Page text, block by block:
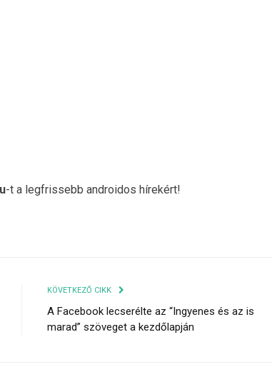
-t a legfrissebb androidos hírekért!
KÖVETKEZŐ CIKK
A Facebook lecserélte az “Ingyenes és az is
marad” szöveget a kezdőlapján